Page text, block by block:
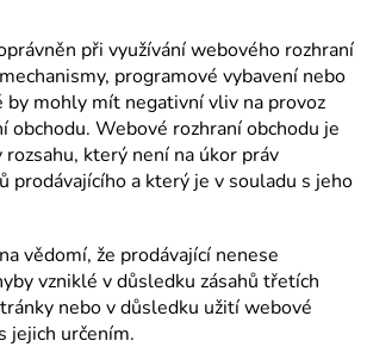
při využívání webového rozhraní
programové vybavení nebo
by mohly mít negativní vliv na provoz
obchodu. Webové rozhraní obchodu je
rozsahu, který není na úkor práv
prodávajícího a který je v souladu s jeho
vědomí, že prodávající nenese
vzniklé v důsledku zásahů třetích
nebo v důsledku užití webové
jejich určením.